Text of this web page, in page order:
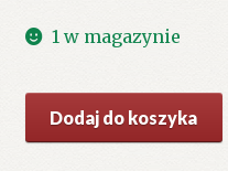
1 w magazynie
Dzikie
Dodaj do koszyka